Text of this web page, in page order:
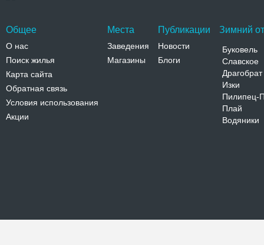
Общее
О нас
Поиск жилья
Карта сайта
Обратная связь
Условия использования
Акции
Места
Заведения
Магазины
Публикации
Новости
Блоги
Зимний
Буковель
Славское
Драгобрат
Изки
Пилипец-
Плай
Водяники